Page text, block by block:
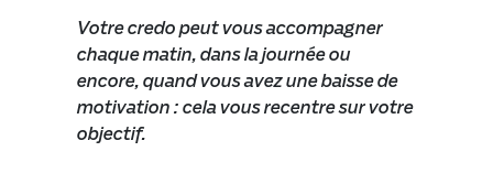
Votre credo peut vous accompagner
chaque matin, dans la journée ou
encore, quand vous avez une baisse de
motivation : cela vous recentre sur votre
objectif.